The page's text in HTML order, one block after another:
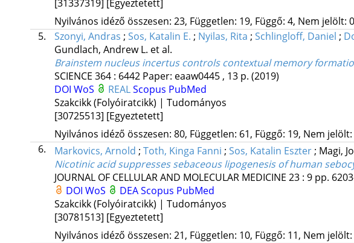
[31337319] [Egyeztetett]
Nyilvános idéző összesen: 23, Független: 19, Függő: 4, Nem jelölt: 0
5.
Szonyi, Andras ; Sos, Katalin E. ; Nyilas, Rita ; Schlingloff, Daniel ;
Gundlach, Andrew L. et al.
Brainstem nucleus incertus controls contextual memory
SCIENCE 364: 6442 Paper: eaaw0445 , 13 p. (2019)
DOI WoS REALScopus PubMed
Szakcikk (Folyóiratcikk) | Tudományos
[30725513] [Egyeztetett]
Nyilvános idéző összesen: 80, Független: 61, Függő: 19, Nem
6.
Markovics, Arnold ; Toth, Kinga Fanni ; Sos, Katalin Eszter ; Magi,
Nicotinic acid suppresses sebaceous lipogenesis of human
JOURNAL OF CELLULAR AND MOLECULAR MEDICINE 23: 9 pp.
DOI WoS DEAScopus PubMed
Szakcikk (Folyóiratcikk) | Tudományos
[30781513] [Egyeztetett]
Nyilvános idéző összesen: 21, Független: 10, Függő: 11, Nem